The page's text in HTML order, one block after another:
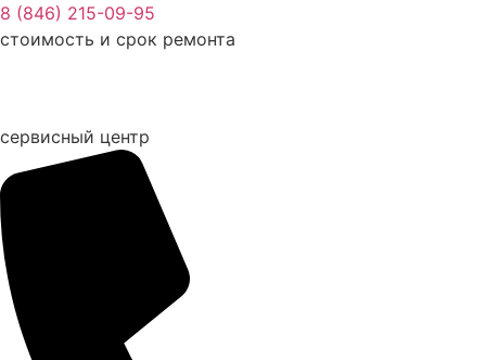
Перейти
к
8 (846) 215-09-95
стоимость и срок ремонта
сервисный центр